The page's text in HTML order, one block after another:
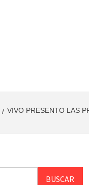
VIVO PRESENTO LAS
BUSCAR